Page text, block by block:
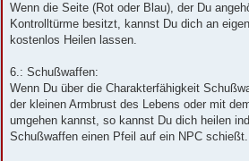
Wenn die Seite (Rot oder Blau), der Du
Kontrolltürme besitzt, kannst Du dich an
kostenlos Heilen lassen.
6.: Schußwaffen:
Wenn Du über die Charakterfähigkeit
der kleinen Armbrust des Lebens oder mit
umgehen kannst, so kannst Du dich heilen
Schußwaffen einen Pfeil auf ein NPC schießt.